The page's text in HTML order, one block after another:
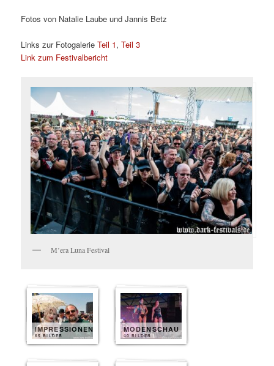
Fotos von Natalie Laube und Jannis Betz
Links zur FotogalerieTeil 1,Teil 3
Link zum Festivalbericht
M’era Luna Festival
IMPRESSIONEN
65 BILDER
MODENSCHAU
40 BILDER